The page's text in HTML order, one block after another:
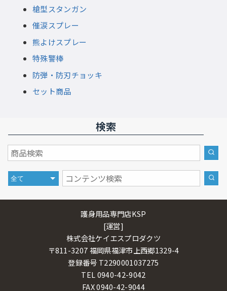
槍型スタンガン
催涙スプレー
熊よけスプレー
特殊警棒
防弾・防刃チョッキ
セット商品
検索
護身用品専門店KSP
[運営]
株式会社ケイエスプロダクツ
〒811-3207 福岡県福津市上西郷1329-4
登録番号 T2290001037275
TEL 0940-42-9042
FAX 0940-42-9044